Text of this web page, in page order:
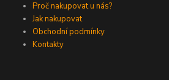
Proč nakupovat u nás?
Jak nakupovat
Obchodní podmínky
Kontakty